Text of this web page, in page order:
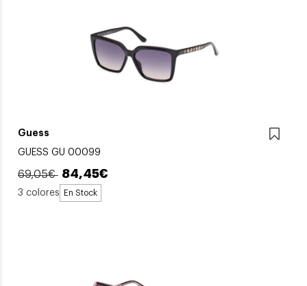
Guess
GUESS GU 00099
69,05€ 84,45€
3 colores En Stock